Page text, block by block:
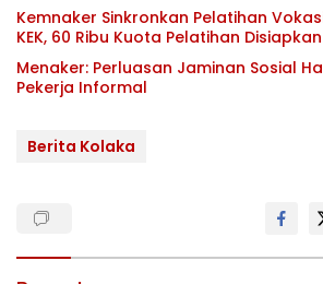
Kemnaker Sinkronkan Pelatihan
KEK, 60 Ribu Kuota Pelatihan Disiapkan
Menaker: Perluasan Jaminan Sosial
Pekerja Informal
Berita Kolaka